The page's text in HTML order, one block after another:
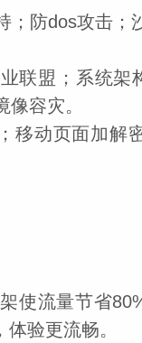
；防dos攻击；
联盟；系统
容灾。
移动页面加解
使流量节省
验更流畅。